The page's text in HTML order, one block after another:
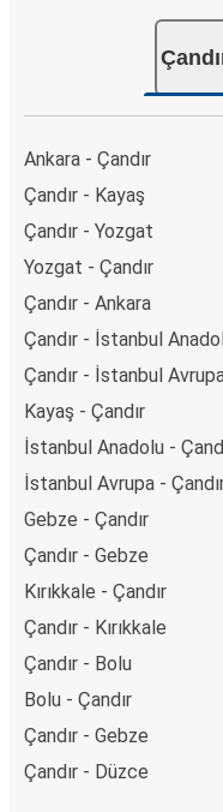
Ankara - Çandır
Çandır - Kayaş
Çandır - Yozgat
Yozgat - Çandır
Çandır - Ankara
Çandır - İstanbul
Çandır - İstanbul
Kayaş - Çandır
İstanbul Anadolu -
İstanbul Avrupa -
Gebze - Çandır
Çandır - Gebze
Kırıkkale - Çandır
Çandır - Kırıkkale
Çandır - Bolu
Bolu - Çandır
Çandır - Gebze
Çandır - Düzce